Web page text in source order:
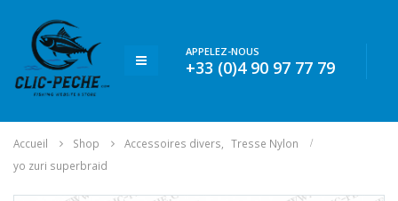
APPELEZ-NOUS
+33 (0)4 90 97 77 79
Accueil Shop Accessoires divers
Tresse Nylon
yo zuri superbraid